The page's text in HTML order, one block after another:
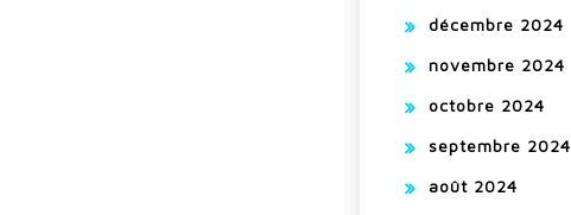
décembre 2024
novembre 2024
octobre 2024
septembre 2024
août 2024